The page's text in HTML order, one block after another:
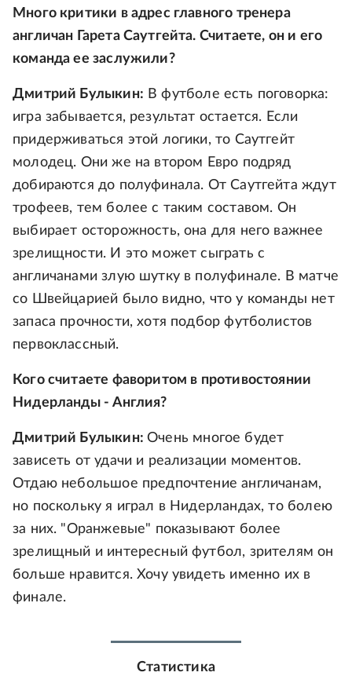
Много критики в адрес главного тренера
англичан Гарета Саутгейта. Считаете, он и его
команда ее заслужили?
Дмитрий Булыкин: В футболе есть поговорка:
игра забывается, результат остается. Если
придерживаться этой логики, то Саутгейт
молодец. Они же на втором Евро подряд
добираются до полуфинала. От Саутгейта ждут
трофеев, тем более с таким составом. Он
выбирает осторожность, она для него важнее
зрелищности. И это может сыграть с
англичанами злую шутку в полуфинале. В матче
со Швейцарией было видно, что у команды нет
запаса прочности, хотя подбор футболистов
первоклассный.
Кого считаете фаворитом в противостоянии
Нидерланды - Англия?
Дмитрий Булыкин:Очень многое будет
зависеть от удачи и реализации моментов.
Отдаю небольшое предпочтение англичанам,
но поскольку я играл в Нидерландах, то болею
за них. "Оранжевые" показывают более
зрелищный и интересный футбол, зрителям он
больше нравится. Хочу увидеть именно их в
финале.
Статистика